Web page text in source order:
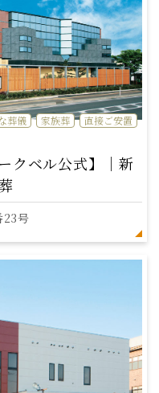
葬儀 家族葬 直接ご安置
クベル公式】｜新
23号